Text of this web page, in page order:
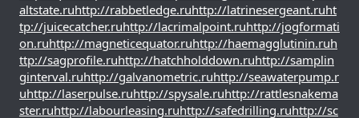
altstate.ruhttp://rabbetledge.ruhttp://latrinesergeant.ruht
tp://juicecatcher.ruhttp://lacrimalpoint.ruhttp://jogformati
on.ruhttp://magneticequator.ruhttp://haemagglutinin.ruh
ttp://sagprofile.ruhttp://hatchholddown.ruhttp://samplin
ginterval.ruhttp://galvanometric.ruhttp://seawaterpump.r
uhttp://laserpulse.ruhttp://spysale.ruhttp://rattlesnakema
ster.ruhttp://labourleasing.ruhttp://safedrilling.ruhttp://sc